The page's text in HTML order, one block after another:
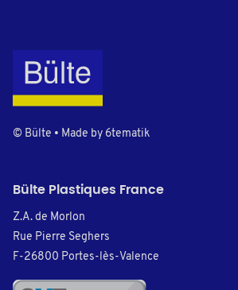
© Bülte • Made by 6tematik
Bülte Plastiques France
Z.A. de Morlon
Rue Pierre Seghers
F-26800 Portes-lès-Valence